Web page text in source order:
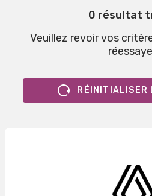
0 résultat
Veuillez revoir vos
RÉINITIALISER